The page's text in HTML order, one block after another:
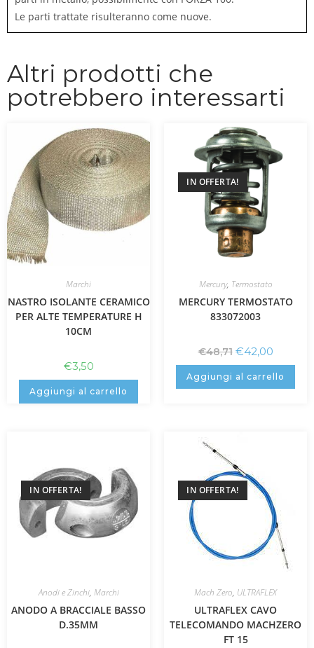
Le parti trattate risulteranno come nuove.
Altri prodotti che
potrebbero interessarti
Marchi
NASTRO ISOLANTE CERAMICO
PER ALTE TEMPERATURE H
10CM
€3,50
Aggiungi al carrello
IN OFFERTA!
Mercury, Termostato
MERCURY TERMOSTATO
833072003
€48,71 €42,00
Aggiungi al carrello
IN OFFERTA!
Anodi e Zinchi, Marchi
ANODO A BRACCIALE BASSO
D.35MM
IN OFFERTA!
Mach Zero, ULTRAFLEX
ULTRAFLEX CAVO
TELECOMANDO MACHZERO
FT 15